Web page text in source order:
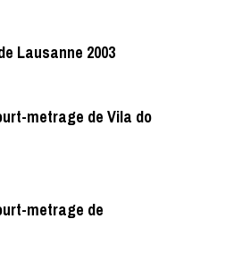
Lausanne 2003
metrage de Vila do
metrage de